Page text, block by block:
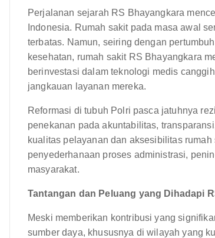
Perjalanan sejarah RS Bhayangkara
Indonesia. Rumah sakit pada masa awal
terbatas. Namun, seiring dengan
kesehatan, rumah sakit RS Bhayangkara
berinvestasi dalam teknologi medis
jangkauan layanan mereka.
Reformasi di tubuh Polri pasca jatuhnya
penekanan pada akuntabilitas,
kualitas pelayanan dan aksesibilitas
penyederhanaan proses administrasi,
masyarakat.
Tantangan dan Peluang yang Dihadapi
Meski memberikan kontribusi yang
sumber daya, khususnya di wilayah yang